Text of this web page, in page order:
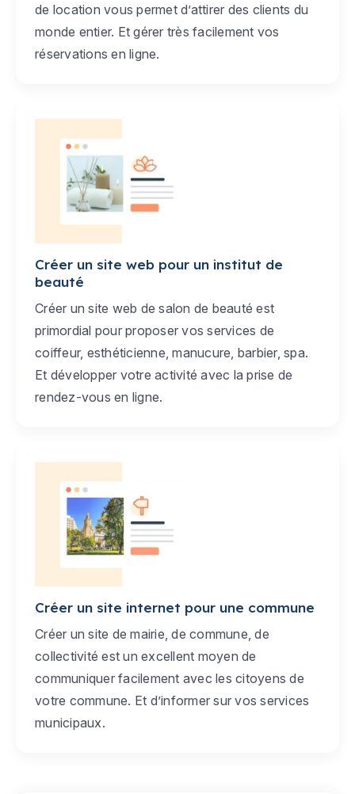
de location vous permet d’attirer des clients du
monde entier. Et gérer très facilement vos
réservations en ligne.
Créer un site web pour un institut de
beauté
Créer un site web de salon de beauté est
primordial pour proposer vos services de
coiffeur, esthéticienne, manucure, barbier, spa.
Et développer votre activité avec la prise de
rendez-vous en ligne.
Créer un site internet pour une commune
Créer un site de mairie, de commune, de
collectivité est un excellent moyen de
communiquer facilement avec les citoyens de
votre commune. Et d’informer sur vos services
municipaux.